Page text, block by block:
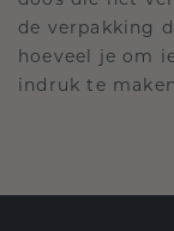
de verpakking
hoeveel je om
indruk te